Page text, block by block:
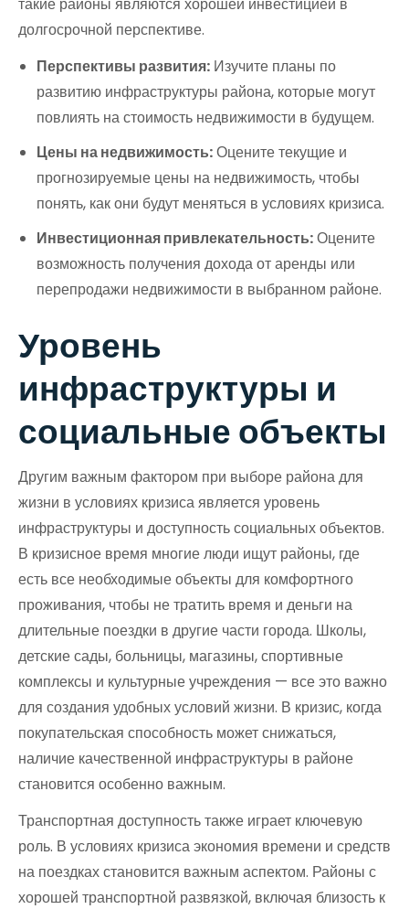
долгосрочной перспективе.
Перспективы развития: Изучите планы по
развитию инфраструктуры района, которые могут
повлиять на стоимость недвижимости в будущем.
Цены на недвижимость:Оцените текущие и
прогнозируемые цены на недвижимость, чтобы
понять, как они будут меняться в условиях кризиса.
Инвестиционная привлекательность:Оцените
возможность получения дохода от аренды или
перепродажи недвижимости в выбранном районе.
Уровень
инфраструктуры и
социальные объекты
Другим важным фактором при выборе района для
жизни в условиях кризиса является уровень
инфраструктуры и доступность социальных объектов.
В кризисное время многие люди ищут районы, где
есть все необходимые объекты для комфортного
проживания, чтобы не тратить время и деньги на
длительные поездки в другие части города. Школы,
детские сады, больницы, магазины, спортивные
комплексы и культурные учреждения — все это важно
для создания удобных условий жизни. В кризис, когда
покупательская способность может снижаться,
наличие качественной инфраструктуры в районе
становится особенно важным.
Транспортная доступность также играет ключевую
роль. В условиях кризиса экономия времени и средств
на поездках становится важным аспектом. Районы с
хорошей транспортной развязкой, включая близость к